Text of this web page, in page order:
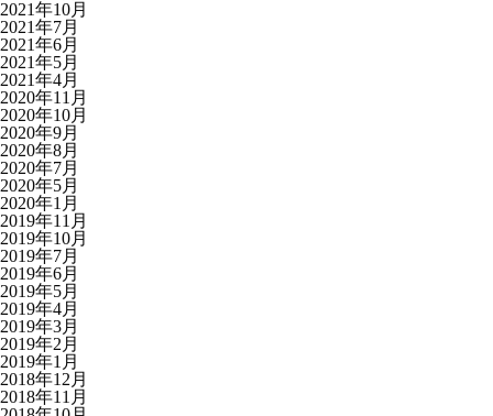
2021年10月
2021年7月
2021年6月
2021年5月
2021年4月
2020年11月
2020年10月
2020年9月
2020年8月
2020年7月
2020年5月
2020年1月
2019年11月
2019年10月
2019年7月
2019年6月
2019年5月
2019年4月
2019年3月
2019年2月
2019年1月
2018年12月
2018年11月